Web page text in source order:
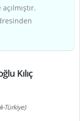
Kılıç
Türkiye)